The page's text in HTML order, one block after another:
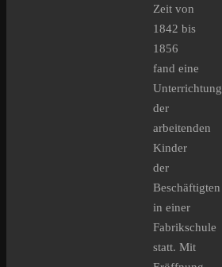
Zeit von
1842 bis
1856
fand eine
Unterrichtung
der
arbeitenden
Kinder
der
Beschäftigten
in einer
Fabrikschule
statt. Mit